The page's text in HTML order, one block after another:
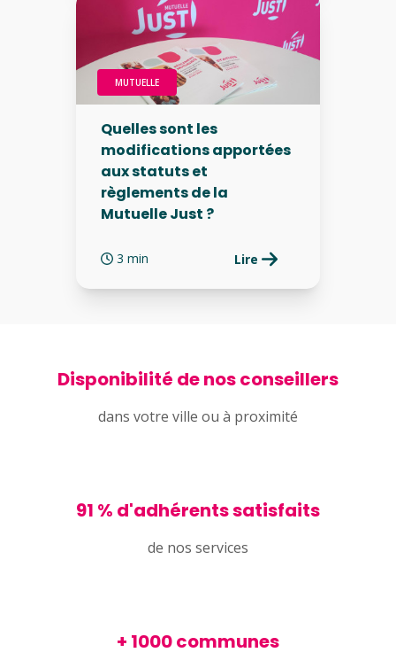
MUTUELLE
Quelles sont les
modifications apportées
aux statuts et
règlements de la
Mutuelle Just ?
3 min Lire
Disponibilité de nos conseillers
dans votre ville ou à proximité
91 % d'adhérents satisfaits
de nos services
+ 1000 communes